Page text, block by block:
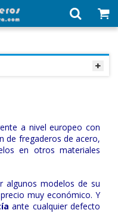
a nivel europeo con
de fregaderos de acero,
en otros materiales
algunos modelos de su
muy económico. Y
ante cualquier defecto